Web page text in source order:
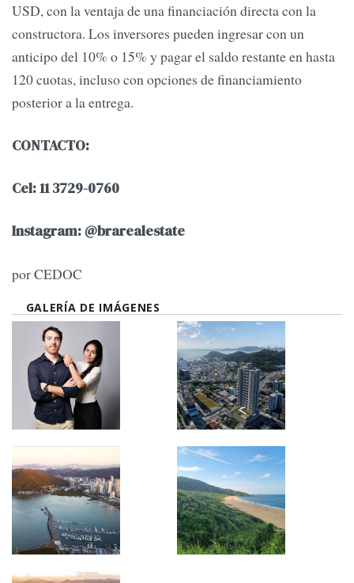
USD, con la ventaja de una financiación directa con la
constructora. Los inversores pueden ingresar con un
anticipo del 10% o 15% y pagar el saldo restante en hasta
120 cuotas, incluso con opciones de financiamiento
posterior a la entrega.
CONTACTO:
Cel: 11 3729-0760
Instagram: @brarealestate
por CEDOC
GALERÍA DE IMÁGENES